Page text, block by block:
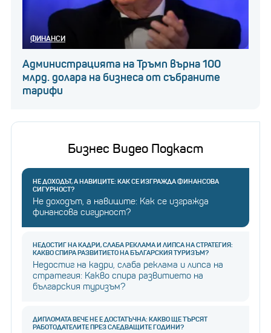
ФИНАНСИ
Администрацията на Тръмп върна 100
млрд. долара на бизнеса от събраните
тарифи
Бизнес Видео Подкаст
НЕ ДОХОДЪТ, А НАВИЦИТЕ: КАК СЕ ИЗГРАЖДА ФИНАНСОВА
СИГУРНОСТ?
Не доходът, а навиците: Как се изгражда
финансова сигурност?
НЕДОСТИГ НА КАДРИ, СЛАБА РЕКЛАМА И ЛИПСА НА СТРАТЕГИЯ:
КАКВО СПИРА РАЗВИТИЕТО НА БЪЛГАРСКИЯ ТУРИЗЪМ?
Недостиг на кадри, слаба реклама и липса на
стратегия: Какво спира развитието на
българския туризъм?
ДИПЛОМАТА ВЕЧЕ НЕ Е ДОСТАТЪЧНА: КАКВО ЩЕ ТЪРСЯТ
РАБОТОДАТЕЛИТЕ ПРЕЗ СЛЕДВАЩИТЕ ГОДИНИ?